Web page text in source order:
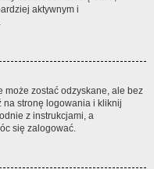
aktywnym i
może zostać odzyskane, ale bez
na stronę logowania i kliknij
z instrukcjami, a
się zalogować.